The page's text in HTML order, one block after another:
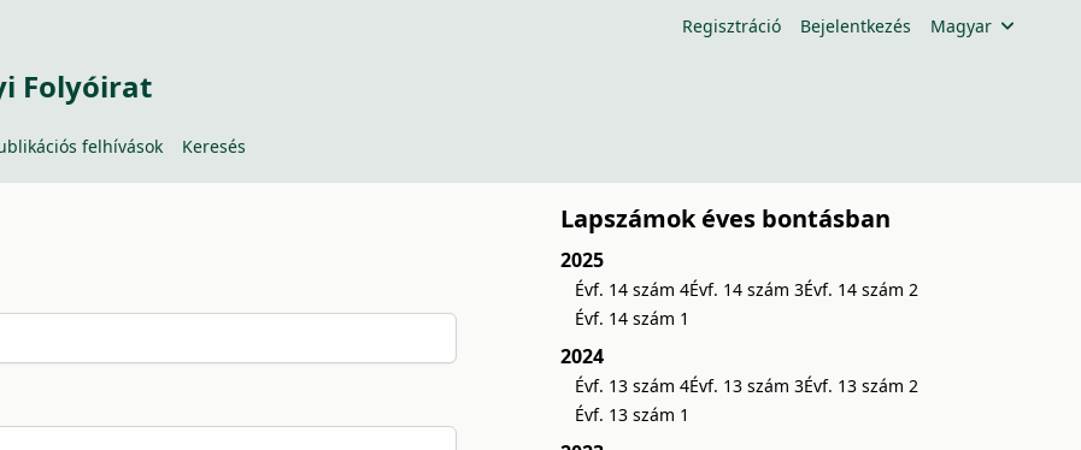
Regisztráció Bejelentkezés Magyar
Folyóirat
felhívások Keresés
Lapszámok éves bontásban
2025
Évf. 14 szám 4Évf. 14 szám 3Évf. 14 szám 2
Évf. 14 szám 1
2024
Évf. 13 szám 4Évf. 13 szám 3Évf. 13 szám 2
Évf. 13 szám 1